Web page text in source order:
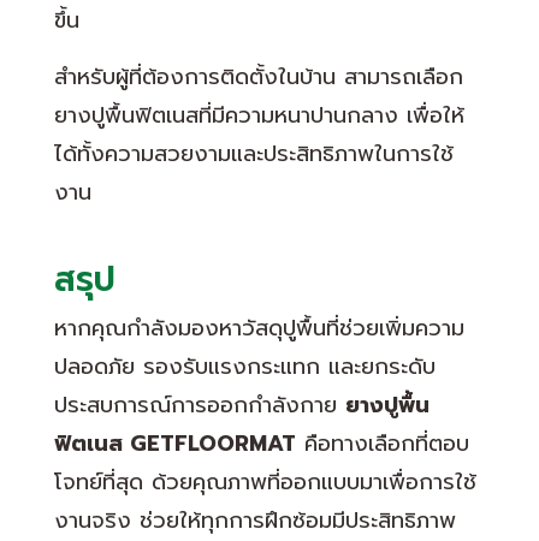
ขึ้น
สำหรับผู้ที่ต้องการติดตั้งในบ้าน สามารถเลือก
ยางปูพื้นฟิตเนสที่มีความหนาปานกลาง เพื่อให้
ได้ทั้งความสวยงามและประสิทธิภาพในการใช้
งาน
สรุป
หากคุณกำลังมองหาวัสดุปูพื้นที่ช่วยเพิ่มความ
ปลอดภัย รองรับแรงกระแทก และยกระดับ
ประสบการณ์การออกกำลังกาย ยางปูพื้น
ฟิตเนส GETFLOORMAT คือทางเลือกที่ตอบ
โจทย์ที่สุด ด้วยคุณภาพที่ออกแบบมาเพื่อการใช้
งานจริง ช่วยให้ทุกการฝึกซ้อมมีประสิทธิภาพ